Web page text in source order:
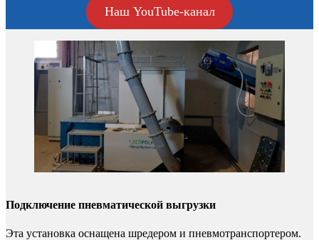
Наш YouTube-канал
Подключение пневматической выгрузки
Эта установка оснащена шредером и пневмотранспортером.